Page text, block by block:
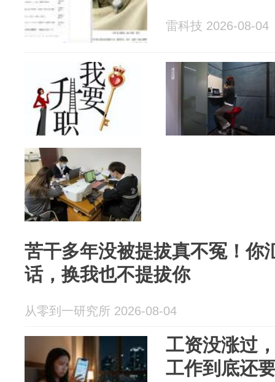
雷科技 2026-08-04
苦干多年没被提拔真不冤！你
话，换我也不提拔你
从零到一研究所 2026-08-04
工资没涨过
工作到底还